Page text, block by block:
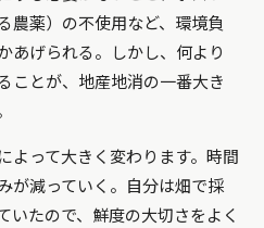
農薬）の不使用など、環境負
あげられる。しかし、何より
ことが、地産地消の一番大き
よって大きく変わります。時間
が減っていく。自分は畑で採
いたので、鮮度の大切さをよく